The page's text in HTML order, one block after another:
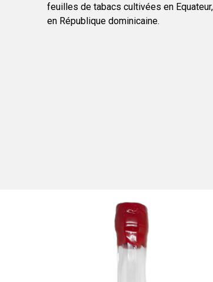
feuilles de tabacs cultivées en
en République dominicaine.